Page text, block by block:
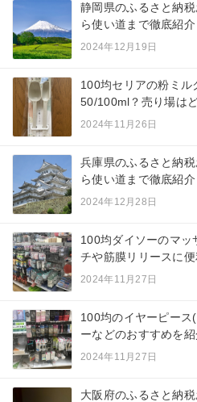
静岡県のふるさと納
ら使い道まで徹底紹介
2024年12月19日
100均セリアの粉ミル
50/100ml？売り場は
2024年11月26日
兵庫県のふるさと納
ら使い道まで徹底紹介
2024年12月28日
100均ダイソーのマッ
チや筋膜リリースに便
2024年11月27日
100均のイヤーピース
ーなどのおすすめを紹
2024年11月27日
大阪府のふるさと納